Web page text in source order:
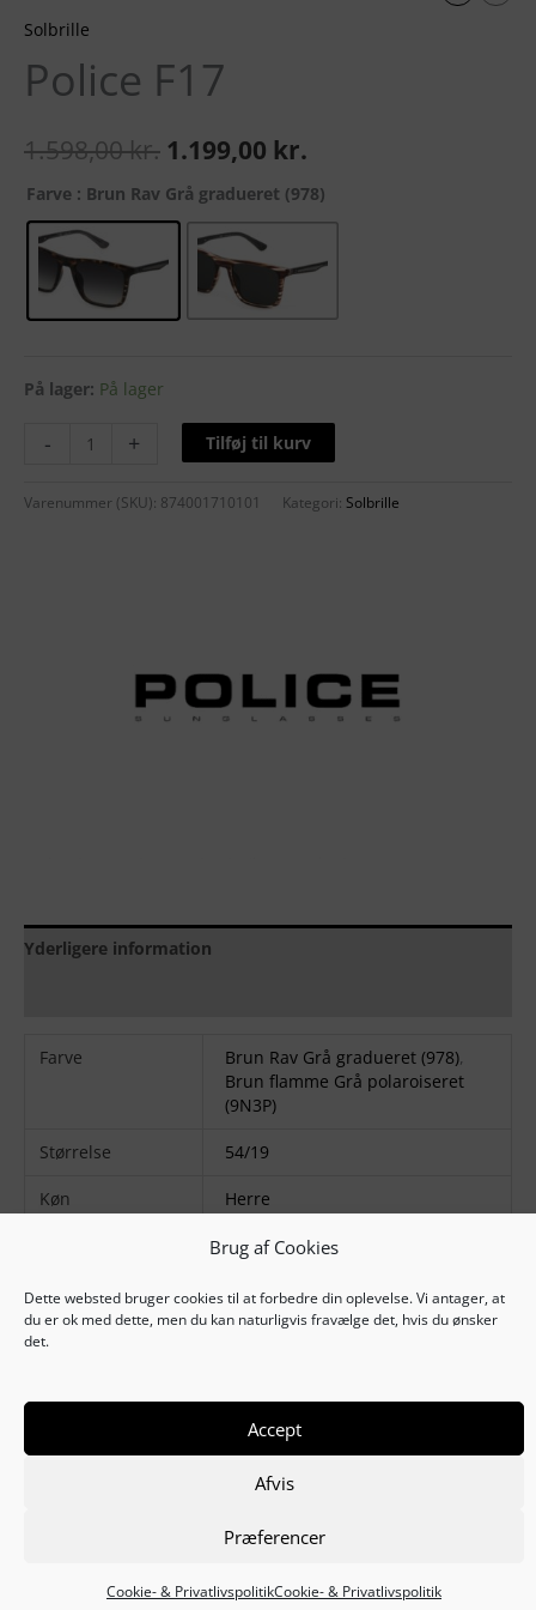
Brug af Cookies
Dette websted bruger cookies til at forbedre din oplevelse. Vi antager, at
du er ok med dette, men du kan naturligvis fravælge det, hvis du ønsker
det.
Accept
Afvis
Præferencer
Cookie- & PrivatlivspolitikCookie- & Privatlivspolitik
Solbrille
Police F17
1.598,00kr. 1.199,00 kr.
Farve : Brun Rav Grå gradueret (978)
På lager: På lager
- + Tilføj til kurv
Varenummer (SKU): 874001710101 Kategori: Solbrille
Yderligere information
Farve Brun Rav Grå gradueret (978),
Brun flamme Grå polaroiseret
(9N3P)
Størrelse 54/19
Køn Herre
978 ,9N3P
Stel matriale Polyamid
Thiele Solbrille Shop
Cookie- & Privatlivspolitik